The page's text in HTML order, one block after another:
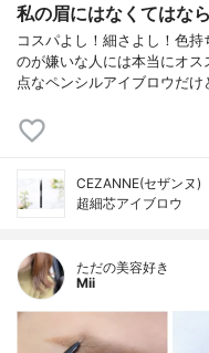
私の眉にはなくてはな
コスパよし！細さよし！色
のが嫌いな人には本当にオ
点なペンシルアイブロウだ
CEZANNE(セザンヌ)
超細芯アイブロウ
ただの美容好き
Mii